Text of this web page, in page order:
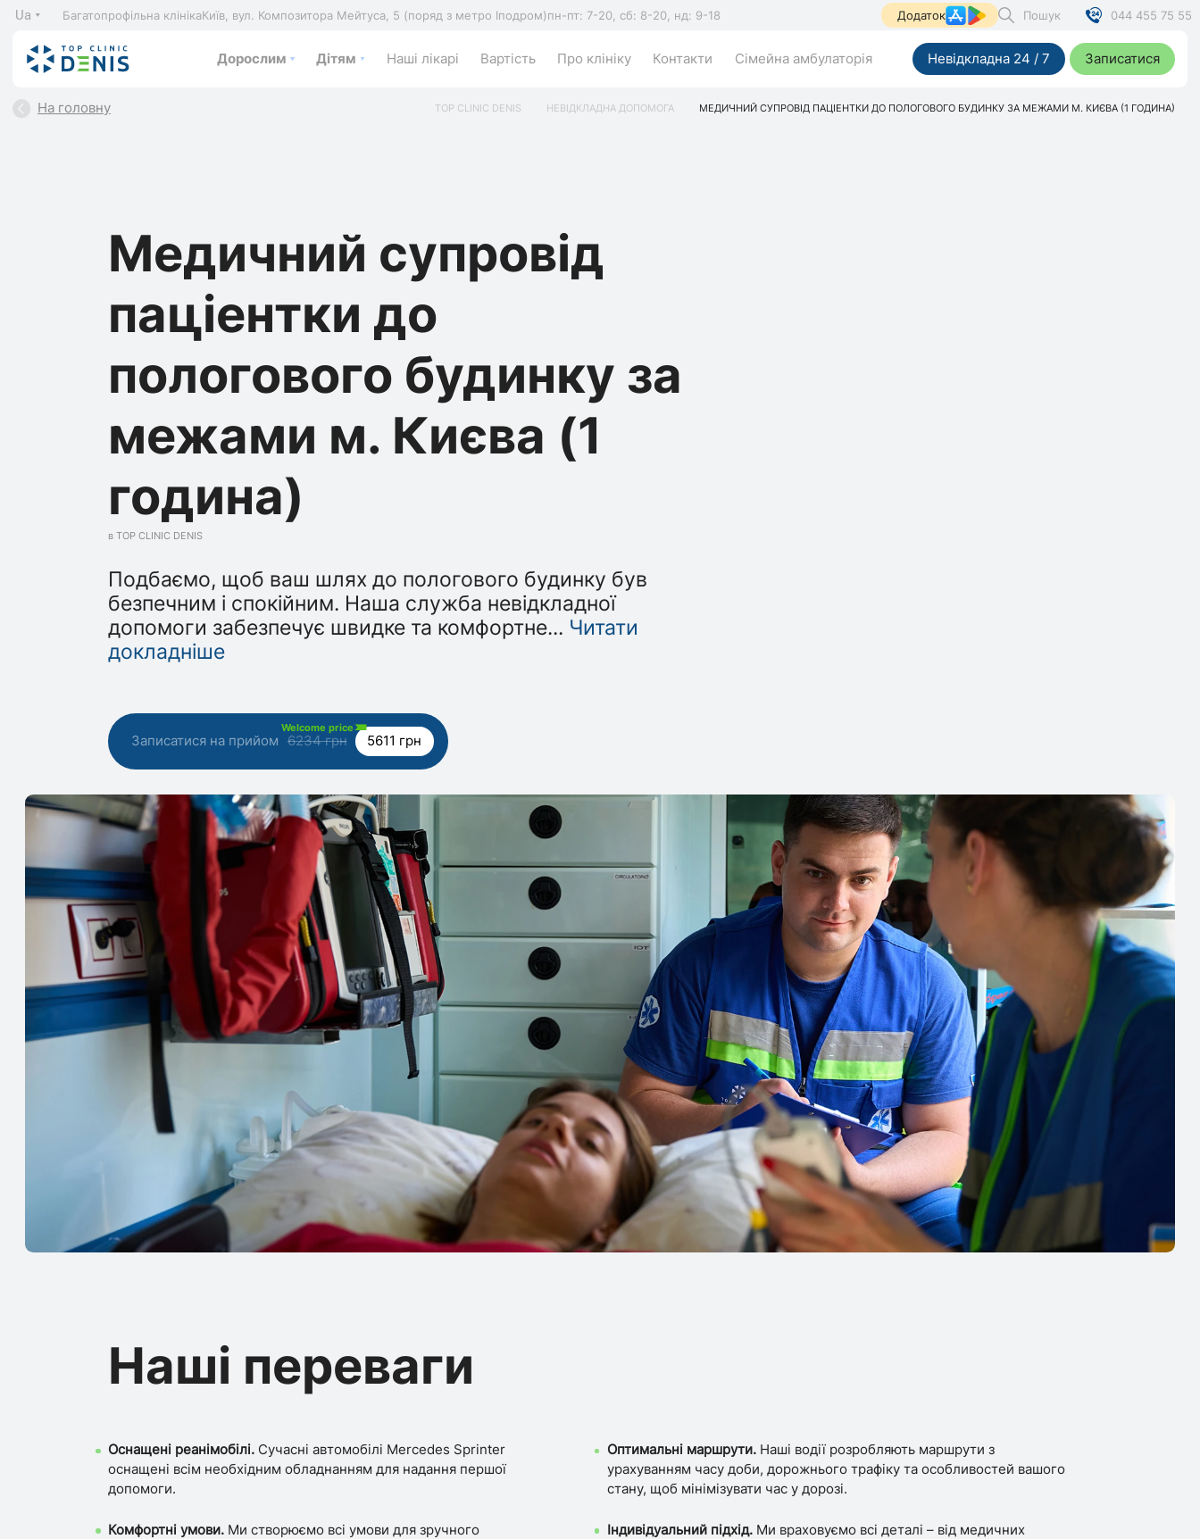
Ua Багатопрофільна клінікаКиїв, вул. Композитора Мейтуса, 5 (поряд з метро Іподром)пн-пт: 7-20, сб: 8-20, нд: 9-18 Додаток Пошук 044 455 75 55
Дорослим Дітям Наші лікарі Вартість Про клініку Контакти Сімейна амбулаторія Невідкладна 24 / 7 Записатися
На головну TOP CLINIC DENIS НЕВІДКЛАДНА ДОПОМОГА МЕДИЧНИЙ СУПРОВІД ПАЦІЕНТКИ ДО ПОЛОГОВОГО БУДИНКУ ЗА МЕЖАМИ М. КИЄВА (1 ГОДИНА)
Медичний супровід
паціентки до
пологового будинку за
межами м. Києва (1
година)
в TOP CLINIC DENIS
Подбаємо, щоб ваш шлях до пологового будинку був
безпечним і спокійним. Наша служба невідкладної
допомоги забезпечує швидке та комфортне... Читати
докладніше
Записатися на прийом
Welcome price
6234 грн 5611 грн
Наші переваги
Оснащені реанімобілі. Сучасні автомобілі Mercedes Sprinter
оснащені всім необхідним обладнанням для надання першої
допомоги.
Комфортні умови. Ми створюємо всі умови для зручного
Оптимальні маршрути. Наші водії розробляють маршрути з
урахуванням часу доби, дорожнього трафіку та особливостей вашого
стану, щоб мінімізувати час у дорозі.
Індивідуальний підхід.Ми враховуємо всі деталі – від медичних